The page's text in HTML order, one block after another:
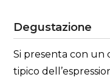
Degustazione
Si presenta con un
tipico